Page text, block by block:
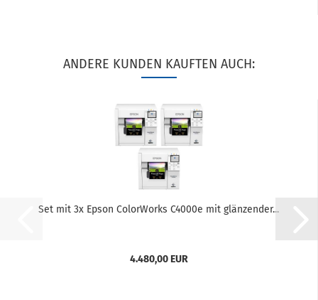
ANDERE KUNDEN KAUFTEN AUCH:
Set mit 3x Epson ColorWorks C4000e mit glänzender...
4.480,00 EUR